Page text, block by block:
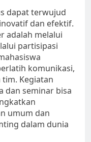
dapat terwujud
dan efektif.
adalah melalui
partisipasi
komunikasi,
Kegiatan
dan seminar bisa
umum dan
dalam dunia